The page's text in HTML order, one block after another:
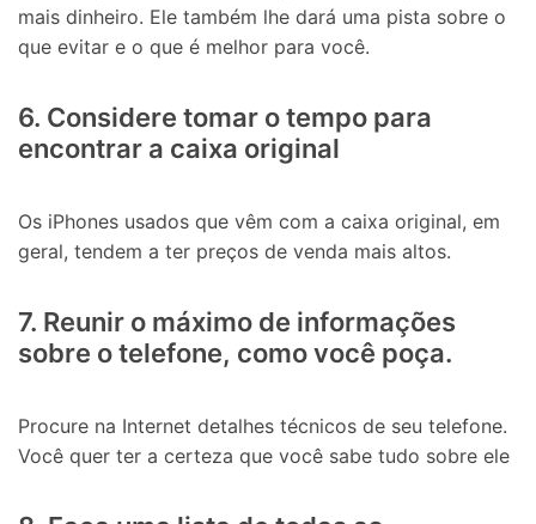
mais dinheiro. Ele também lhe dará uma pista sobre o
que evitar e o que é melhor para você.
6. Considere tomar o tempo para
encontrar a caixa original
Os iPhones usados que vêm com a caixa original, em
geral, tendem a ter preços de venda mais altos.
7. Reunir o máximo de informações
sobre o telefone, como você poça.
Procure na Internet detalhes técnicos de seu telefone.
Você quer ter a certeza que você sabe tudo sobre ele